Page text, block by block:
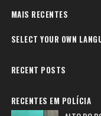
MAIS RECENTES
SELECT YOUR OWN
RECENT POSTS
RECENTES EM POLÍCIA